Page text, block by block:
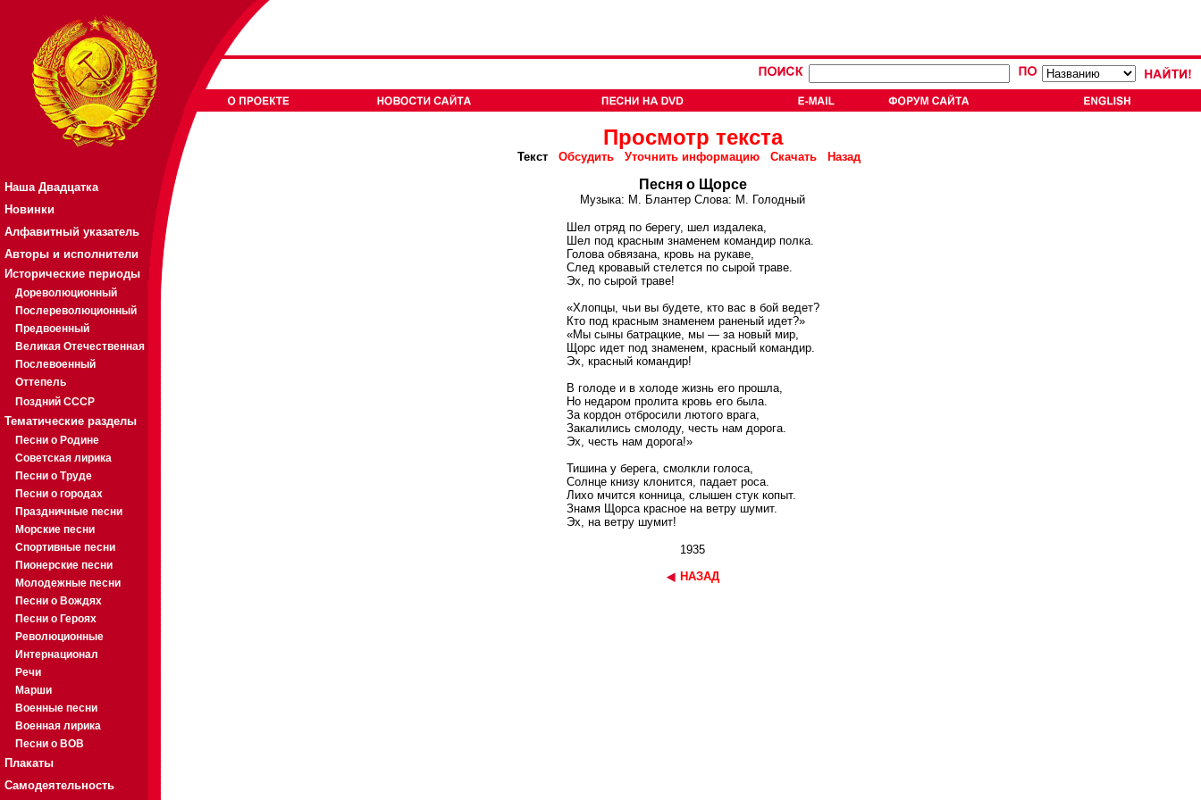
Наша Двадцатка
Новинки
Алфавитный указатель
Авторы и исполнители
Исторические периоды
Дореволюционный
Послереволюционный
Предвоенный
Великая Отечественная
Послевоенный
Оттепель
Поздний СССР
Тематические разделы
Песни о Родине
Советская лирика
Песни о Труде
Песни о городах
Праздничные песни
Морские песни
Спортивные песни
Пионерские песни
Молодежные песни
Песни о Вождях
Песни о Героях
Революционные
Интернационал
Речи
Марши
Военные песни
Военная лирика
Песни о ВОВ
Плакаты
Самодеятельность
Просмотр текста
Текст Обсудить Уточнить информацию Скачать Назад
Песня о Щорсе
Музыка: М. Блантер Слова: М. Голодный
Шел отряд по берегу, шел издалека,
Шел под красным знаменем командир полка.
Голова обвязана, кровь на рукаве,
След кровавый стелется по сырой траве.
Эх, по сырой траве!
«Хлопцы, чьи вы будете, кто вас в бой ведет?
Кто под красным знаменем раненый идет?»
«Мы сыны батрацкие, мы — за новый мир,
Щорс идет под знаменем, красный командир.
Эх, красный командир!
В голоде и в холоде жизнь его прошла,
Но недаром пролита кровь его была.
За кордон отбросили лютого врага,
Закалились смолоду, честь нам дорога.
Эх, честь нам дорога!»
Тишина у берега, смолкли голоса,
Солнце книзу клонится, падает роса.
Лихо мчится конница, слышен стук копыт.
Знамя Щорса красное на ветру шумит.
Эх, на ветру шумит!
1935
НАЗАД